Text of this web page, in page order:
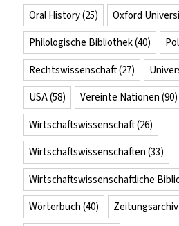
Oral History(25) Oxford
Philologische Bibliothek(40)
Rechtswissenschaft(27)
USA(58) Vereinte Nationen (90)
Wirtschaftswissenschaft(26)
Wirtschaftswissenschaften (33)
Wirtschaftswissenschaftliche
Wörterbuch (40) Zeitungsarchiv